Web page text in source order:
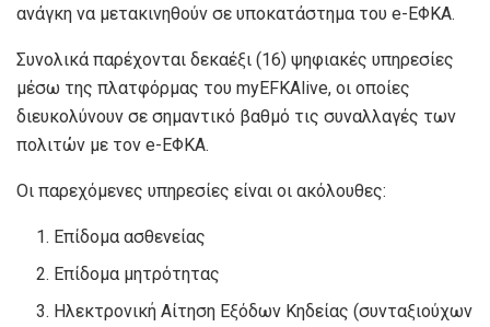
ανάγκη να μετακινηθούν σε υποκατάστημα του e-ΕΦΚΑ.
Συνολικά παρέχονται δεκαέξι (16) ψηφιακές υπηρεσίες
μέσω της πλατφόρμας του myEFKAlive, οι οποίες
διευκολύνουν σε σημαντικό βαθμό τις συναλλαγές των
πολιτών με τον e-ΕΦΚΑ.
Οι παρεχόμενες υπηρεσίες είναι οι ακόλουθες:
Επίδομα ασθενείας
Επίδομα μητρότητας
Ηλεκτρονική Αίτηση Εξόδων Κηδείας (συνταξιούχων